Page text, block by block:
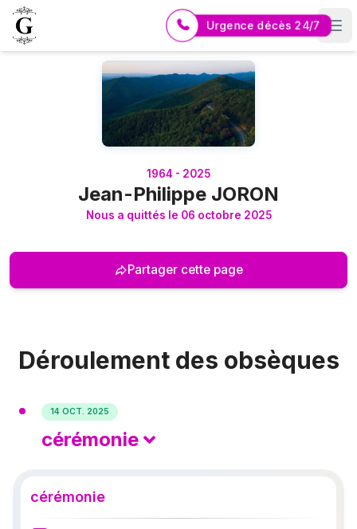
Logo Pompes Funèbres GUERIN
Urgence décès 24/7
1964 - 2025
Jean-Philippe JORON
Nous a quittés le 06 octobre 2025
Partager cette page
Déroulement des obsèques
14 OCT. 2025
cérémonie
cérémonie